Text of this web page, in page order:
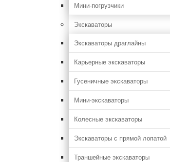
Мини-погрузчики
Экскаваторы
Экскаваторы драглайны
Карьерные экскаваторы
Гусеничные экскаваторы
Мини-экскаваторы
Колесные экскаваторы
Экскаваторы с прямой лопатой
Траншейные экскаваторы